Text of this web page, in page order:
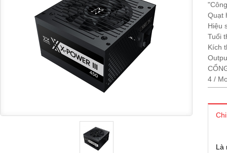
Quạt
Hiệu
Tuổi
Kích
4 /
Là